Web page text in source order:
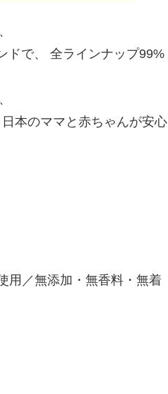
ドで、 全ラインナップ99%
本のママと赤ちゃんが安心
用／無添加・無香料・無着